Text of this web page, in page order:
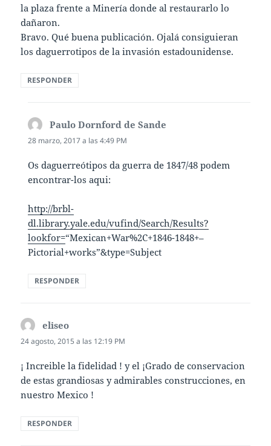
la plaza frente a Minería donde al restaurarlo lo
dañaron.
Bravo. Qué buena publicación. Ojalá consiguieran
los daguerrotipos de la invasión estadounidense.
RESPONDER
Paulo Dornford de Sande
28 marzo, 2017 a las 4:49 PM
Os daguerreótipos da guerra de 1847/48 podem
encontrar-los aqui:
http://brbl-
dl.library.yale.edu/vufind/Search/Results?
lookfor=“Mexican+War%2C+1846-1848+–
Pictorial+works”&type=Subject
RESPONDER
eliseo
24 agosto, 2015 a las 12:19 PM
¡ Increible la fidelidad ! y el ¡Grado de conservacion
de estas grandiosas y admirables construcciones, en
nuestro Mexico !
RESPONDER